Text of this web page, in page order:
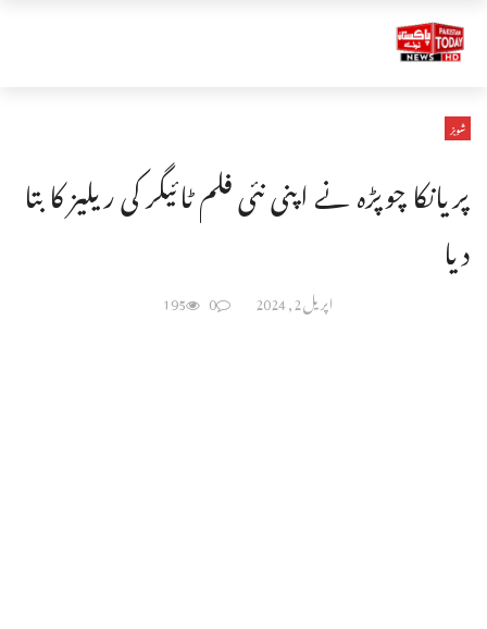
شوبز
پریانکا چوپڑہ نے اپنی نئی فلم ٹائیگر کی ریلیز کا بتا
دیا
اپریل 2, 2024 0
195